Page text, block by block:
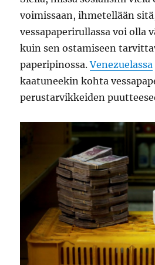
voimissaan, ihmetellään
vessapaperirullassa voi olla
kuin sen ostamiseen
paperipinossa.Venezuelassa
kaatuneekin kohta
perustarvikkeiden